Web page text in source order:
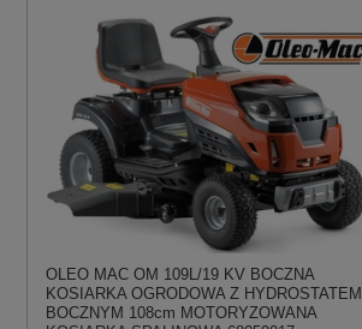
OLEO MAC OM 109L/19 KV BOCZNA
KOSIARKA OGRODOWA Z HYDROSTATEM
BOCZNYM 108cm MOTORYZOWANA